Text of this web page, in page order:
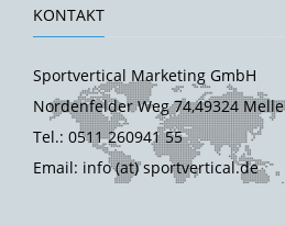
KONTAKT
Sportvertical Marketing GmbH
Nordenfelder Weg 74,49324 Melle
Tel.: 0511 260941 55
Email: info (at) sportvertical.de